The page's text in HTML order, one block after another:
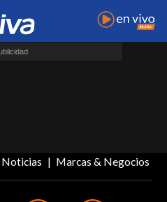
Noticias Marcas & Negocios